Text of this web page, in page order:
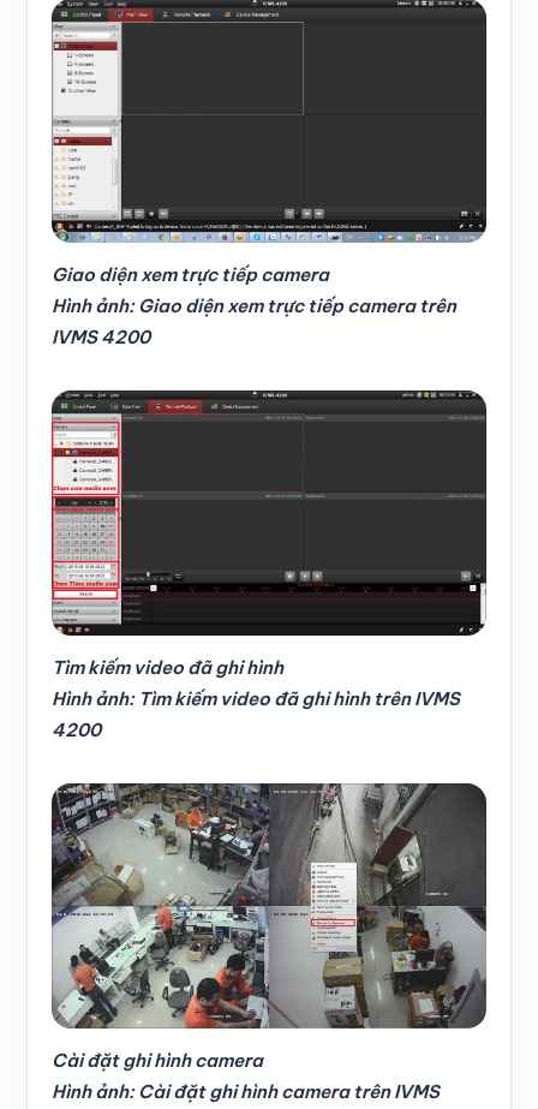
Giao diện xem trực tiếp camera
Hình ảnh: Giao diện xem trực tiếp camera trên
IVMS 4200
Tìm kiếm video đã ghi hình
Hình ảnh: Tìm kiếm video đã ghi hình trên IVMS
4200
Cài đặt ghi hình camera
Hình ảnh: Cài đặt ghi hình camera trên IVMS